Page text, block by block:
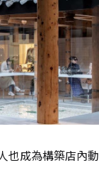
也成為構築店內動